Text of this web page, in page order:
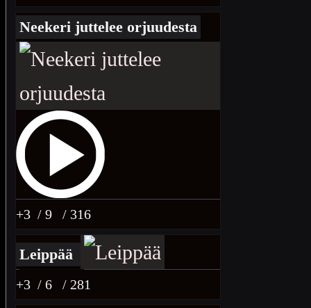
Neekeri juttelee orjuudesta
+3 / 9 / 316
Leippää
+3 / 6 / 281